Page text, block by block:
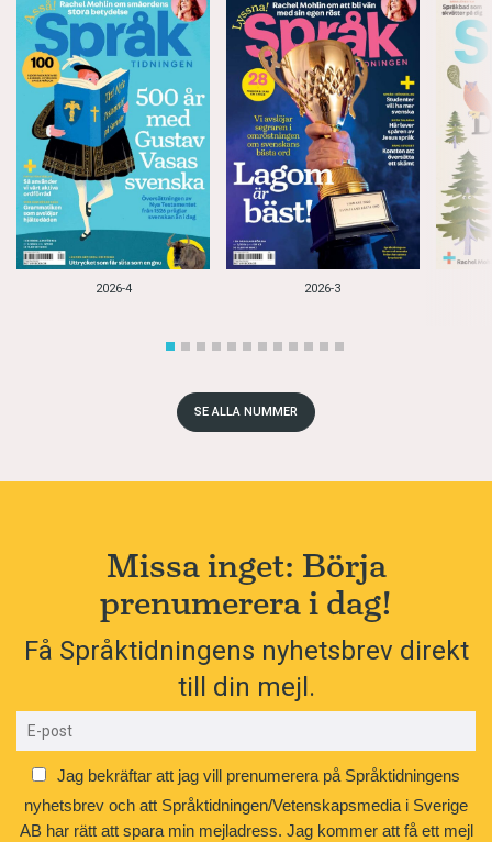
2026-4 2026-3
SE ALLA NUMMER
Missa inget: Börja
prenumerera i dag!
Få Språktidningens nyhetsbrev direkt
till din mejl.
Jag bekräftar att jag vill prenumerera på Språktidningens
nyhetsbrev och att Språktidningen/Vetenskapsmedia i Sverige
AB har rätt att spara min mejladress. Jag kommer att få ett mejl